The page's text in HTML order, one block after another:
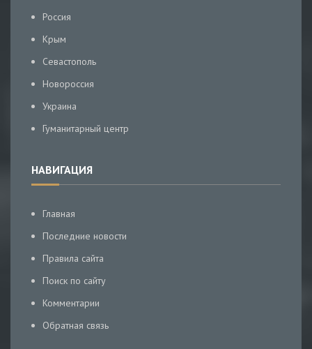
Россия
Крым
Севастополь
Новороссия
Украина
Гуманитарный центр
НАВИГАЦИЯ
Главная
Последние новости
Правила сайта
Поиск по сайту
Комментарии
Обратная связь